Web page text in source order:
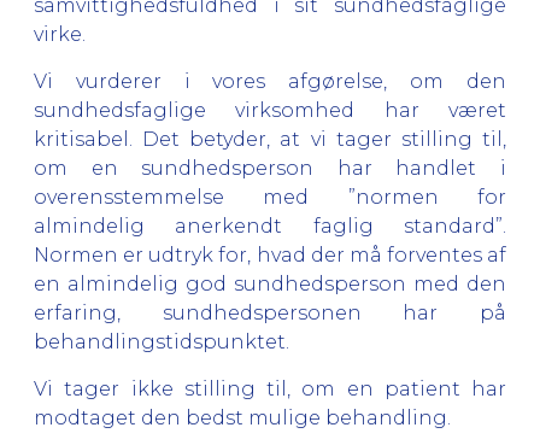
samvittighedsfuldhed i sit sundhedsfaglige
virke.
Vi vurderer i vores afgørelse, om den
sundhedsfaglige virksomhed har været
kritisabel. Det betyder, at vi tager stilling til,
om en sundhedsperson har handlet i
overensstemmelse med ”normen for
almindelig anerkendt faglig standard”.
Normen er udtryk for, hvad der må forventes af
en almindelig god sundhedsperson med den
erfaring, sundhedspersonen har på
behandlingstidspunktet.
Vi tager ikke stilling til, om en patient har
modtaget den bedst mulige behandling.